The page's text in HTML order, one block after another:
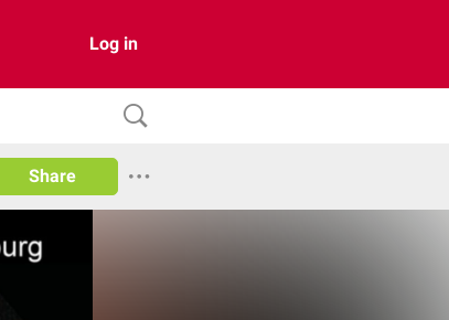
Log in
Share